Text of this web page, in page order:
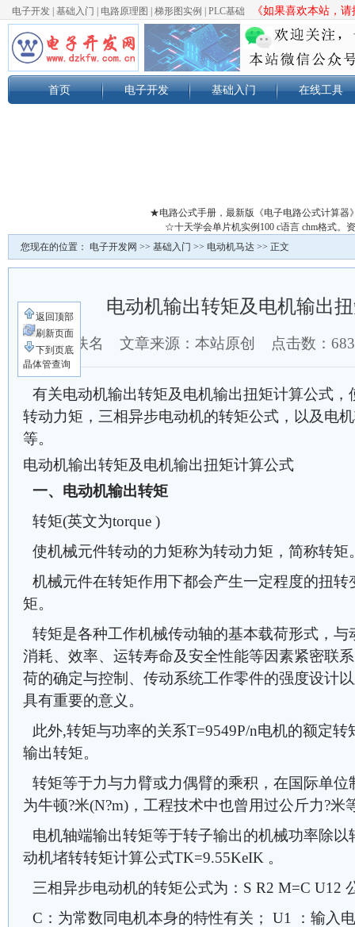
电子开发 基础入门 电路原理图 梯形图实例 PLC基础 《如果喜欢本站，
首页 电子开发 基础入门 在线工具
★电路公式手册，最新版《电子电路公式计算器
☆十天学会单片机实例100 c语言 chm格式。
您现在的位置： 电子开发网 >> 基础入门 >> 电动机马达 >> 正文
电动机输出转矩及电机输出
作者：佚名 文章来源：本站原创 点击数：
有关电动机输出转矩及电机输出扭矩计算公式
转动力矩，三相异步电动机的转矩公式，以及电
等。
电动机输出转矩及电机输出扭矩计算公式
一、电动机输出转矩
转矩(英文为torque )
使机械元件转动的力矩称为转动力矩，简称转矩
机械元件在转矩作用下都会产生一定程度的扭
矩。
转矩是各种工作机械传动轴的基本载荷形式，
消耗、效率、运转寿命及安全性能等因素紧密联
荷的确定与控制、传动系统工作零件的强度设计
具有重要的意义。
此外,转矩与功率的关系T=9549P/n电机的额定
输出转矩。
转矩等于力与力臂或力偶臂的乘积，在国际单位
为牛顿?米(N?m)，工程技术中也曾用过公斤力?米
电机轴端输出转矩等于转子输出的机械功率除
动机堵转转矩计算公式TK=9.55KeIK 。
三相异步电动机的转矩公式为：S R2 M=C U12
C：为常数同电机本身的特性有关； U1 ：输入
返回顶部
刷新页面
下到页底
晶体管查询